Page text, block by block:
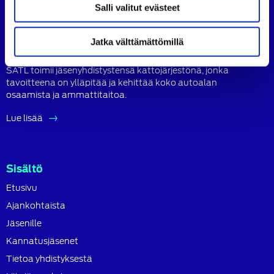
Salli valitut evästeet
Jatka välttämättömillä
Suomen Autoteknillinen Liitto ry (SATL) on autoalan
ammattilaisten ja asiantuntijoiden yhteistyö- ja
SATL toimii jäsenyhdistystensä kattojärjestönä, jonka
tavoitteena on ylläpitää ja kehittää koko autoalan
osaamista ja ammattitaitoa.
Lue lisää
Sisältö
Etusivu
Ajankohtaista
Jäsenille
Kannatusjäsenet
Tietoa yhdistyksestä